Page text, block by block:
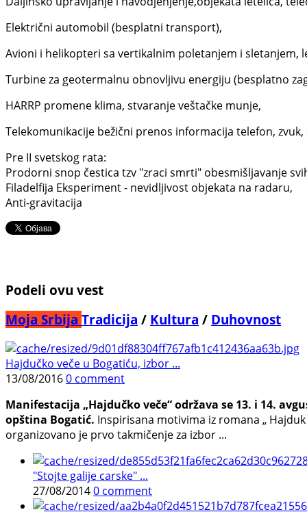
Električni automobil (besplatni transport),
Avioni i helikopteri sa vertikalnim poletanjem i sletanjem,
Turbine za geotermalnu obnovljivu energiju (besplatno
HARRP promene klima, stvaranje veštačke munje,
Telekomunikacije bežični prenos informacija telefon,
Pre II svetskog rata:
Prodorni snop čestica tzv "zraci smrti" obesmišljavanje
Filadelfija Eksperiment - nevidljivost objekata na radaru,
Anti-gravitacija
Podeli ovu vest
Moja Srbija Tradicija / Kultura / Duhovnost
Hajdučko veče u Bogatiću, izbor ...
13/08/20160 comment
Manifestacija „Hajdučko veče“ održava se 13. i 14.
opština Bogatić. Inspirisana motivima iz romana „
organizovano je prvo takmičenje za izbor ...
"Stojte galije carske" ...
27/08/20140 comment